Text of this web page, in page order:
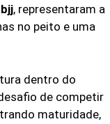
, representaram a
no peito e uma
dentro do
de competir
maturidade,